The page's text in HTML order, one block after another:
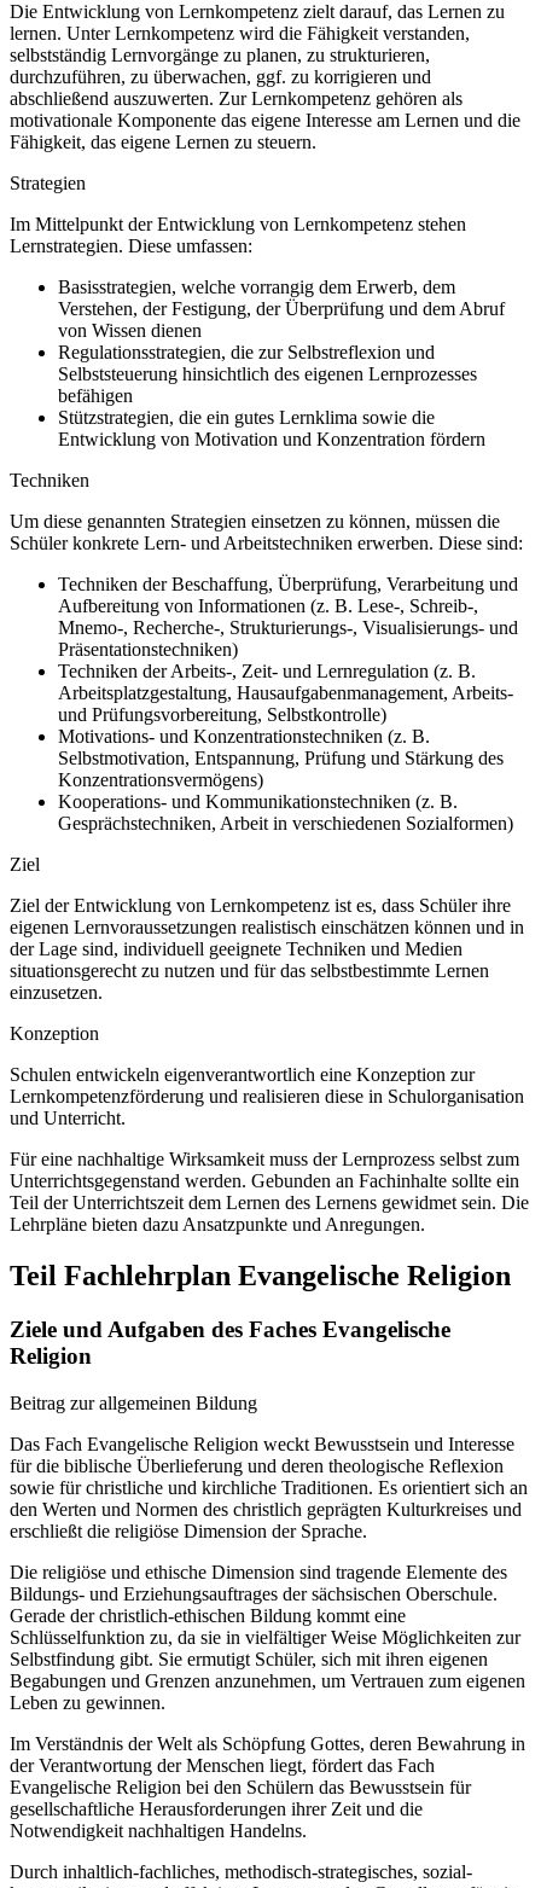
Die Entwicklung von Lernkompetenz zielt darauf, das Lernen zu
lernen. Unter Lernkompetenz wird die Fähigkeit verstanden,
selbstständig Lernvorgänge zu planen, zu strukturieren,
durchzuführen, zu überwachen, ggf. zu korrigieren und
abschließend auszuwerten. Zur Lernkompetenz gehören als
motivationale Komponente das eigene Interesse am Lernen und die
Fähigkeit, das eigene Lernen zu steuern.
Strategien
Im Mittelpunkt der Entwicklung von Lernkompetenz stehen
Lernstrategien. Diese umfassen:
Basisstrategien, welche vorrangig dem Erwerb, dem
Verstehen, der Festigung, der Überprüfung und dem Abruf
von Wissen dienen
Regulationsstrategien, die zur Selbstreflexion und
Selbststeuerung hinsichtlich des eigenen Lernprozesses
befähigen
Stützstrategien, die ein gutes Lernklima sowie die
Entwicklung von Motivation und Konzentration fördern
Techniken
Um diese genannten Strategien einsetzen zu können, müssen die
Schüler konkrete Lern- und Arbeitstechniken erwerben. Diese sind:
Techniken der Beschaffung, Überprüfung, Verarbeitung und
Aufbereitung von Informationen (z. B. Lese-, Schreib-,
Mnemo-, Recherche-, Strukturierungs-, Visualisierungs- und
Präsentationstechniken)
Techniken der Arbeits-, Zeit- und Lernregulation (z. B.
Arbeitsplatzgestaltung, Hausaufgabenmanagement, Arbeits-
und Prüfungsvorbereitung, Selbstkontrolle)
Motivations- und Konzentrationstechniken (z. B.
Selbstmotivation, Entspannung, Prüfung und Stärkung des
Konzentrationsvermögens)
Kooperations- und Kommunikationstechniken (z. B.
Gesprächstechniken, Arbeit in verschiedenen Sozialformen)
Ziel
Ziel der Entwicklung von Lernkompetenz ist es, dass Schüler ihre
eigenen Lernvoraussetzungen realistisch einschätzen können und in
der Lage sind, individuell geeignete Techniken und Medien
situationsgerecht zu nutzen und für das selbstbestimmte Lernen
einzusetzen.
Konzeption
Schulen entwickeln eigenverantwortlich eine Konzeption zur
Lernkompetenzförderung und realisieren diese in Schulorganisation
und Unterricht.
Für eine nachhaltige Wirksamkeit muss der Lernprozess selbst zum
Unterrichtsgegenstand werden. Gebunden an Fachinhalte sollte ein
Teil der Unterrichtszeit dem Lernen des Lernens gewidmet sein. Die
Lehrpläne bieten dazu Ansatzpunkte und Anregungen.
Teil Fachlehrplan Evangelische Religion
Ziele und Aufgaben des Faches Evangelische
Religion
Beitrag zur allgemeinen Bildung
Das Fach Evangelische Religion weckt Bewusstsein und Interesse
für die biblische Überlieferung und deren theologische Reflexion
sowie für christliche und kirchliche Traditionen. Es orientiert sich an
den Werten und Normen des christlich geprägten Kulturkreises und
erschließt die religiöse Dimension der Sprache.
Die religiöse und ethische Dimension sind tragende Elemente des
Bildungs- und Erziehungsauftrages der sächsischen Oberschule.
Gerade der christlich-ethischen Bildung kommt eine
Schlüsselfunktion zu, da sie in vielfältiger Weise Möglichkeiten zur
Selbstfindung gibt. Sie ermutigt Schüler, sich mit ihren eigenen
Begabungen und Grenzen anzunehmen, um Vertrauen zum eigenen
Leben zu gewinnen.
Im Verständnis der Welt als Schöpfung Gottes, deren Bewahrung in
der Verantwortung der Menschen liegt, fördert das Fach
Evangelische Religion bei den Schülern das Bewusstsein für
gesellschaftliche Herausforderungen ihrer Zeit und die
Notwendigkeit nachhaltigen Handelns.
Durch inhaltlich-fachliches, methodisch-strategisches, sozial-